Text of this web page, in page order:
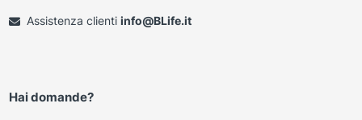
Assistenza clienti info@BLife.it
Hai domande?